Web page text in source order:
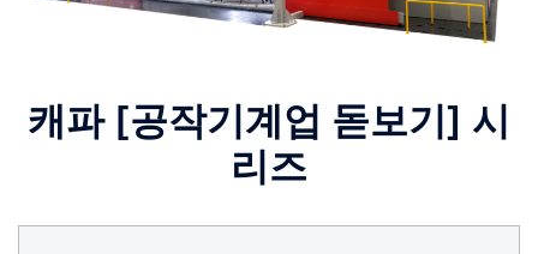
캐파 [공작기계업 돋보기] 시
리즈